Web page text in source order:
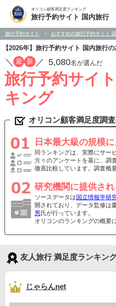
オリコン顧客満足度ランキング
旅行予約サイト 国内旅行
旅行予約サイト おすすめの旅行予約サイト
【2026年】旅行予約サイト 国内旅行
／ 最 新 ／ 5,080名が選んだ
旅行予約サイ
キング
オリコン顧客満足度調
日本最大級の規模
同ランキングは、実際にサー
方々のアンケートを基に、調
徹底比較しています。調査概
研究機関に提供さ
ソースデータは 国立情報学研
開されており、データ監修は
男 氏が行っています。
オリコンのランキングの概要
友人旅行 満足度ランキン
じゃらんnet